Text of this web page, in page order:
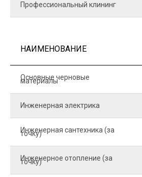
Профессиональный клининг
НАИМЕНОВАНИЕ
Основные черновые
материалы
Инженерная электрика
Инженерная сантехника (за
точку)
Инженерное отопление (за
точку)